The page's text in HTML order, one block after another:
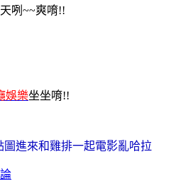
咧~~爽唷!!
娛樂坐坐唷!!
圖進來和雞排一起電影亂哈拉